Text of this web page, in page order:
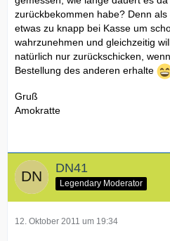
zurückbekommen habe? Denn
etwas zu knapp bei Kasse um
wahrzunehmen und gleichzeitig
natürlich nur zurückschicken,
Bestellung des anderen erhalte
Gruß
Amokratte
DN41
Legendary Moderator
12. Oktober 2011 um 19:34